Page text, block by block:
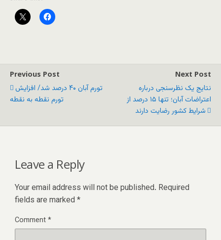
Previous Post
تورم آبان ۴۰ درصد شد/ افزایش
تورم نقطه به نقطه
Next Post
نتایج یک نظرسنجی درباره
اعتراضات آبان؛ تنها ۱۵ درصد از
شرایط کشور رضایت دارند
Leave a Reply
Your email address will not be published. Required
fields are marked *
Comment*